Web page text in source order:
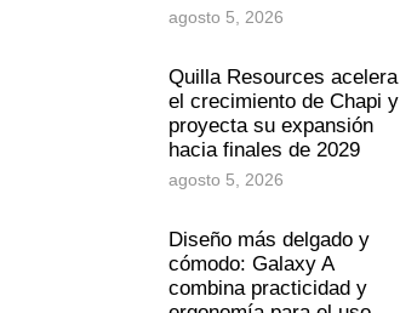
agosto 5, 2026
Quilla Resources acelera
el crecimiento de Chapi y
proyecta su expansión
hacia finales de 2029
agosto 5, 2026
Diseño más delgado y
cómodo: Galaxy A
combina practicidad y